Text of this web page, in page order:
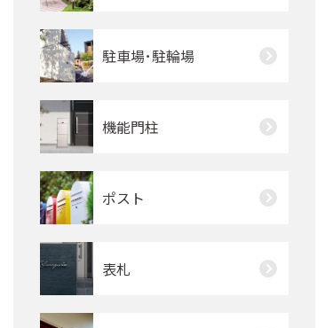
駐車場･駐輪場
機能門柱
ポスト
表札